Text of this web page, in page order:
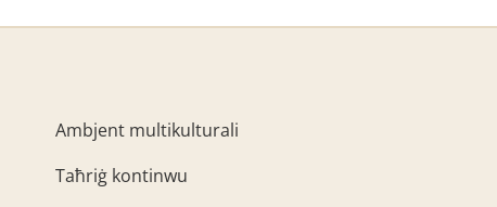
Ambjent multikulturali
Taħriġ kontinwu